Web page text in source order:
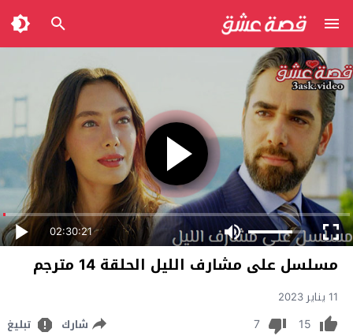
02:30:21
مسلسل على مشارف الليل الحلقة 14 مترجم
11 يناير 2023
15
7 شارك تبليغ